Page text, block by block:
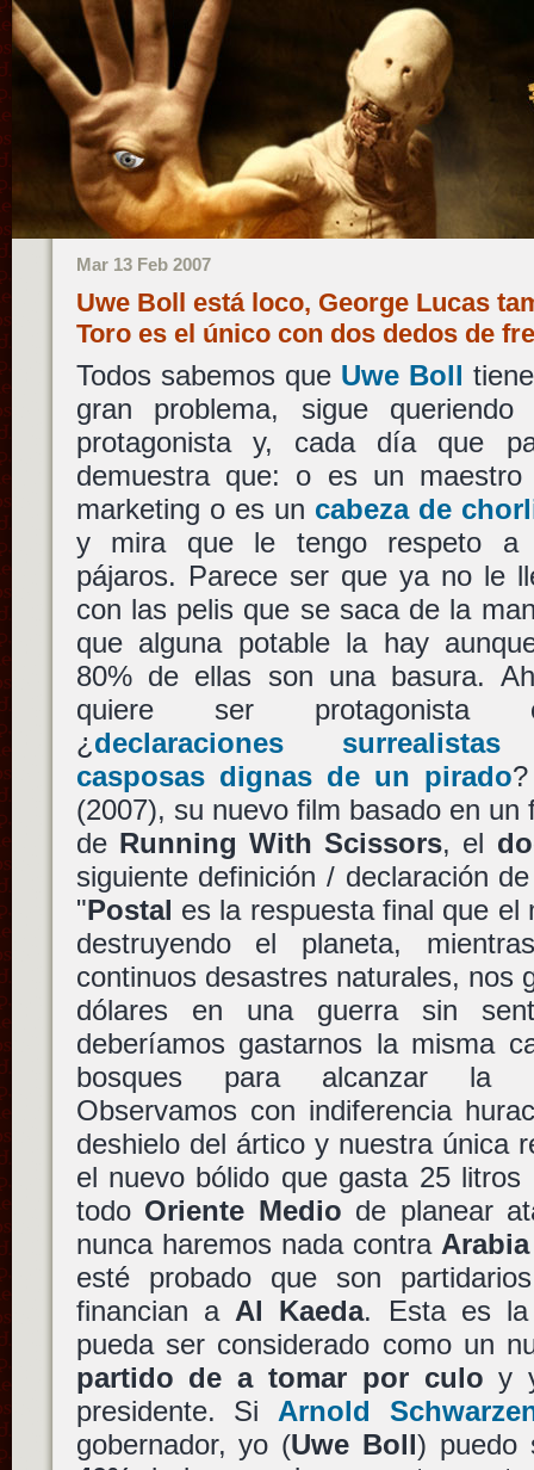
Mar 13 Feb 2007
Uwe Boll está loco, George Lucas
Toro es el único con dos dedos de
Todos sabemos que Uwe Boll
gran problema, sigue queriendo
protagonista y, cada día que
demuestra que: o es un maestro
marketing o es un cabeza de
y mira que le tengo respeto a
pájaros. Parece ser que ya no le
con las pelis que se saca de la
que alguna potable la hay
80% de ellas son una basura.
quiere ser protagonista
¿ declaraciones
casposas dignas de un pirado
(2007), su nuevo film basado en un
de Running With Scissors, el
siguiente definición / declaración
"Postal es la respuesta final que el
destruyendo el planeta,
continuos desastres naturales, nos
dólares en una guerra sin
deberíamos gastarnos la misma
bosques para alcanzar la
Observamos con indiferencia
deshielo del ártico y nuestra única
el nuevo bólido que gasta 25
todo Oriente Medio de planear
nunca haremos nada contra
esté probado que son
financian a Al Kaeda. Esta es
pueda ser considerado como un
partido de a tomar por culo y
presidente. Si Arnold
gobernador, yo (Uwe Boll) puedo